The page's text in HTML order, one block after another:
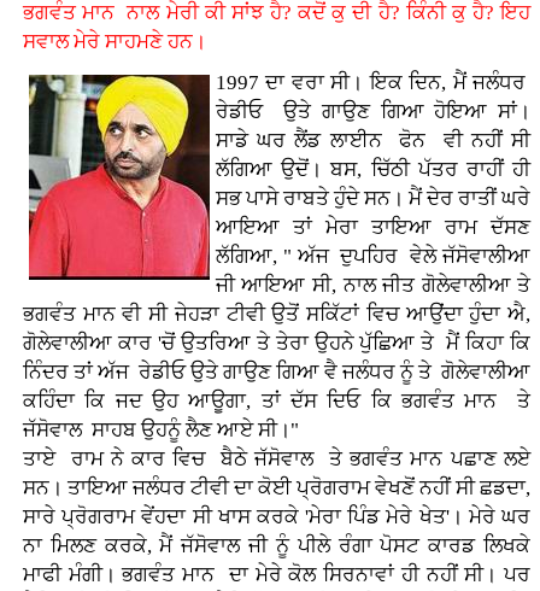
ਭਗਵੰਤ ਮਾਨ ਨਾਲ ਮੇਰੀ ਕੀ ਸਾਂਝ ਹੈ? ਕਦੋਂ ਕੁ ਦੀ ਹੈ? ਕਿੰਨੀ ਕੁ ਹੈ? ਇਹ
ਸਵਾਲ ਮੇਰੇ ਸਾਹਮਣੇ ਹਨ।
1997 ਦਾ ਵਰਾ ਸੀ। ਇਕ ਦਿਨ, ਮੈਂ ਜਲੰਧਰ
ਰੇਡੀਓ ਉਤੇ ਗਾਉਣ ਗਿਆ ਹੋਇਆ ਸਾਂ।
ਸਾਡੇ ਘਰ ਲੈਂਡ ਲਾਈਨ ਫੋਨ ਵੀ ਨਹੀਂ ਸੀ
ਲੱਗਿਆ ਉਦੋਂ। ਬਸ, ਚਿੱਠੀ ਪੱਤਰ ਰਾਹੀਂ ਹੀ
ਸਭ ਪਾਸੇ ਰਾਬਤੇ ਹੁੰਦੇ ਸਨ। ਮੈਂ ਦੇਰ ਰਾਤੀਂ ਘਰੇ
ਆਇਆ ਤਾਂ ਮੇਰਾ ਤਾਇਆ ਰਾਮ ਦੱਸਣ
ਲੱਗਿਆ, " ਅੱਜ ਦੁਪਹਿਰ ਵੇਲੇ ਜੱਸੋਵਾਲੀਆ
ਜੀ ਆਇਆ ਸੀ, ਨਾਲ ਜੀਤ ਗੋਲੇਵਾਲੀਆ ਤੇ
ਭਗਵੰਤ ਮਾਨ ਵੀ ਸੀ ਜੇਹੜਾ ਟੀਵੀ ਉਤੋਂ ਸਕਿੱਟਾਂ ਵਿਚ ਆਉਂਦਾ ਹੁੰਦਾ ਐ,
ਗੋਲੇਵਾਲੀਆ ਕਾਰ 'ਚੋਂ ਉਤਰਿਆ ਤੇ ਤੇਰਾ ਉਹਨੇ ਪੁੱਛਿਆ ਤੇ ਮੈਂ ਕਿਹਾ ਕਿ
ਨਿੰਦਰ ਤਾਂ ਅੱਜ ਰੇਡੀਓ ਉਤੇ ਗਾਉਣ ਗਿਆ ਵੈ ਜਲੰਧਰ ਨੂੰ ਤੇ ਗੋਲੇਵਾਲੀਆ
ਕਹਿੰਦਾ ਕਿ ਜਦ ਉਹ ਆਊਗਾ, ਤਾਂ ਦੱਸ ਦਿਓ ਕਿ ਭਗਵੰਤ ਮਾਨ ਤੇ
ਜੱਸੋਵਾਲ ਸਾਹਬ ਉਹਨੂੰ ਲੈਣ ਆਏ ਸੀ।"
ਤਾਏ ਰਾਮ ਨੇ ਕਾਰ ਵਿਚ ਬੈਠੇ ਜੱਸੋਵਾਲ ਤੇ ਭਗਵੰਤ ਮਾਨ ਪਛਾਣ ਲਏ
ਸਨ। ਤਾਇਆ ਜਲੰਧਰ ਟੀਵੀ ਦਾ ਕੋਈ ਪ੍ਰੋਗਰਾਮ ਵੇਖਣੋਂ ਨਹੀਂ ਸੀ ਛਡਦਾ,
ਸਾਰੇ ਪ੍ਰੋਗਰਾਮ ਵੇਂਹਦਾ ਸੀ ਖਾਸ ਕਰਕੇ 'ਮੇਰਾ ਪਿੰਡ ਮੇਰੇ ਖੇਤ'। ਮੇਰੇ ਘਰ
ਨਾ ਮਿਲਣ ਕਰਕੇ, ਮੈਂ ਜੱਸੋਵਾਲ ਜੀ ਨੂੰ ਪੀਲੇ ਰੰਗਾ ਪੋਸਟ ਕਾਰਡ ਲਿਖਕੇ
ਮਾਫੀ ਮੰਗੀ। ਭਗਵੰਤ ਮਾਨ ਦਾ ਮੇਰੇ ਕੋਲ ਸਿਰਨਾਵਾਂ ਹੀ ਨਹੀਂ ਸੀ। ਪਰ